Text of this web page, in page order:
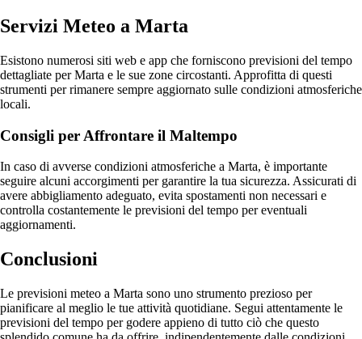
Servizi Meteo a Marta
Esistono numerosi siti web e app che forniscono previsioni del tempo
dettagliate per Marta e le sue zone circostanti. Approfitta di questi
strumenti per rimanere sempre aggiornato sulle condizioni atmosferiche
locali.
Consigli per Affrontare il Maltempo
In caso di avverse condizioni atmosferiche a Marta, è importante
seguire alcuni accorgimenti per garantire la tua sicurezza. Assicurati di
avere abbigliamento adeguato, evita spostamenti non necessari e
controlla costantemente le previsioni del tempo per eventuali
aggiornamenti.
Conclusioni
Le previsioni meteo a Marta sono uno strumento prezioso per
pianificare al meglio le tue attività quotidiane. Segui attentamente le
previsioni del tempo per godere appieno di tutto ciò che questo